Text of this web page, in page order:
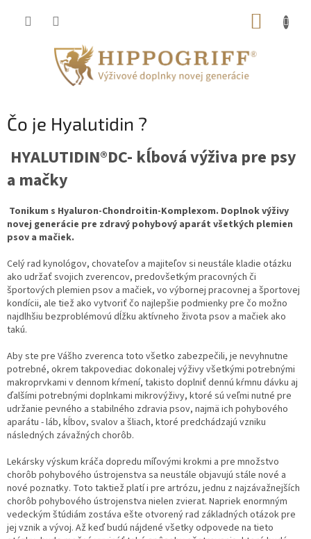
Čo je Hyalutidin ?
HYALUTIDIN®DC- kĺbová výživa pre psy
a mačky
Tonikum s Hyaluron-Chondroitin-Komplexom. Doplnok výživy
novej generácie pre zdravý pohybový aparát všetkých plemien
psov a mačiek.
Celý rad kynológov, chovateľov a majiteľov si neustále kladie otázku
ako udržať svojich zverencov, predovšetkým pracovných či
športových plemien psov a mačiek, vo výbornej pracovnej a športovej
kondícii, ale tiež ako vytvoriť čo najlepšie podmienky pre čo možno
najdlhšiu bezproblémovú dĺžku aktívneho života psov a mačiek ako
takú.
Aby ste pre Vášho zverenca toto všetko zabezpečili, je nevyhnutne
potrebné, okrem takpovediac dokonalej výživy všetkými potrebnými
makroprvkami v dennom kŕmení, takisto doplniť dennú kŕmnu dávku aj
ďalšími potrebnými doplnkami mikrovýživy, ktoré sú veľmi nutné pre
udržanie pevného a stabilného zdravia psov, najmä ich pohybového
aparátu - láb, kĺbov, svalov a šliach, ktoré predchádzajú vzniku
následných závažných chorôb.
Lekársky výskum kráča dopredu míľovými krokmi a pre množstvo
chorôb pohybového ústrojenstva sa neustále objavujú stále nové a
nové poznatky. Toto taktiež platí i pre artrózu, jednu z najzávažnejších
chorôb pohybového ústrojenstva nielen zvierat. Napriek enormným
vedeckým štúdiám zostáva ešte otvorený rad základných otázok pre
jej vznik a vývoj. Až keď budú nájdené všetky odpovede na tieto